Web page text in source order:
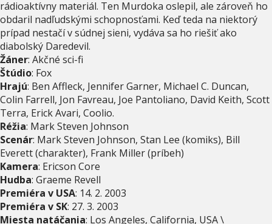
rádioaktívny materiál. Ten Murdoka oslepil, ale zároveň ho
obdaril nadľudskými schopnosťami. Keď teda na niektorý
prípad nestačí v súdnej sieni, vydáva sa ho riešiť ako
diabolský Daredevil.
Žáner: Akčné sci-fi
Štúdio: Fox
Hrajú: Ben Affleck, Jennifer Garner, Michael C. Duncan,
Colin Farrell, Jon Favreau, Joe Pantoliano, David Keith, Scott
Terra, Erick Avari, Coolio.
Réžia: Mark Steven Johnson
Scenár: Mark Steven Johnson, Stan Lee (komiks), Bill
Everett (charakter), Frank Miller (príbeh)
Kamera: Ericson Core
Hudba: Graeme Revell
Premiéra v USA: 14. 2. 2003
Premiéra v SK: 27. 3. 2003
Miesta natáčania: Los Angeles, California, USA \